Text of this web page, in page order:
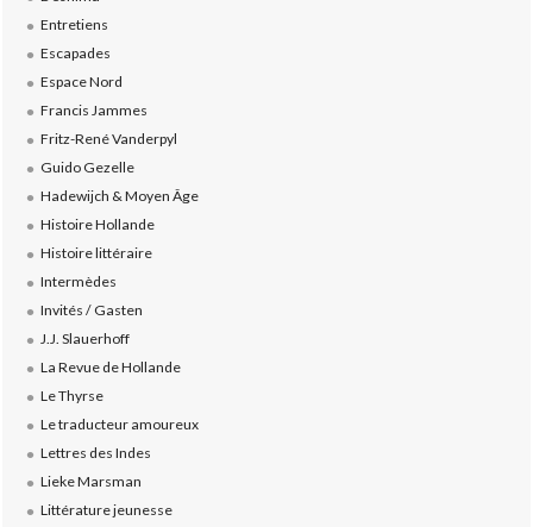
Entretiens
Escapades
Espace Nord
Francis Jammes
Fritz-René Vanderpyl
Guido Gezelle
Hadewijch & Moyen Âge
Histoire Hollande
Histoire littéraire
Intermèdes
Invités / Gasten
J.J. Slauerhoff
La Revue de Hollande
Le Thyrse
Le traducteur amoureux
Lettres des Indes
Lieke Marsman
Littérature jeunesse